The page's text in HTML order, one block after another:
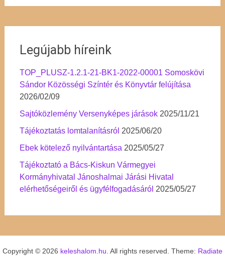
Legújabb híreink
TOP_PLUSZ-1.2.1-21-BK1-2022-00001 Somoskövi
Sándor Közösségi Színtér és Könyvtár felújítása
2026/02/09
Sajtóközlemény Versenyképes járások 2025/11/21
Tájékoztatás lomtalanításról 2025/06/20
Ebek kötelező nyilvántartása 2025/05/27
Tájékoztató a Bács-Kiskun Vármegyei
Kormányhivatal Jánoshalmai Járási Hivatal
elérhetőségeiről és ügyfélfogadásáról 2025/05/27
Copyright © 2026 keleshalom.hu . All rights reserved. Theme: Radiate